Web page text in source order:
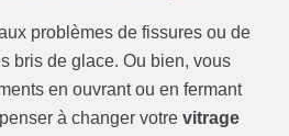
problèmes de fissures ou de
bris de glace. Ou bien, vous
en ouvrant ou en fermant
à changer votrevitrage